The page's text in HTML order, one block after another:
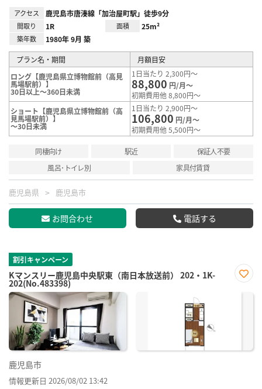
アクセス 鹿児島市唐湊線「加治屋町駅」徒歩9分
間取り 1R 面積 25m²
築年数 1980年 9月 築
プラン名・期間
月額目安
ロング【鹿児島県立博物館前（高見
馬場駅前）】
30日以上～360日未満
1日当たり 2,300円～
88,800 円/月～
初期費用他 8,800円～
ショート【鹿児島県立博物館前（高
見馬場駅前）】
～30日未満
1日当たり 2,900円～
106,800 円/月～
初期費用他 5,500円～
同棲向け 駅近
保証人不要
風呂･トイレ別
家具付賃貸
鹿児島県 鹿児島市
お問合わせ 電話する
割引キャンペーン
Kマンスリー鹿児島中央駅東（南日本放送前） 202・1K-
202(No.483398)
に入
鹿児島市
情報更新日 2026/08/02 13:42